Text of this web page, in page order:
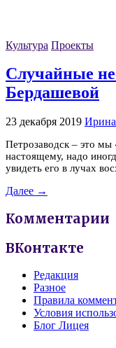
Культура Проекты
Случайные
Бердашевой
23 декабря 2019
Петрозаводск – это
настоящему, надо
увидеть его в лучах
Далее →
Комментарии
ВКонтакте
Редакция
Разное
Правила
Условия
Блог Лицея